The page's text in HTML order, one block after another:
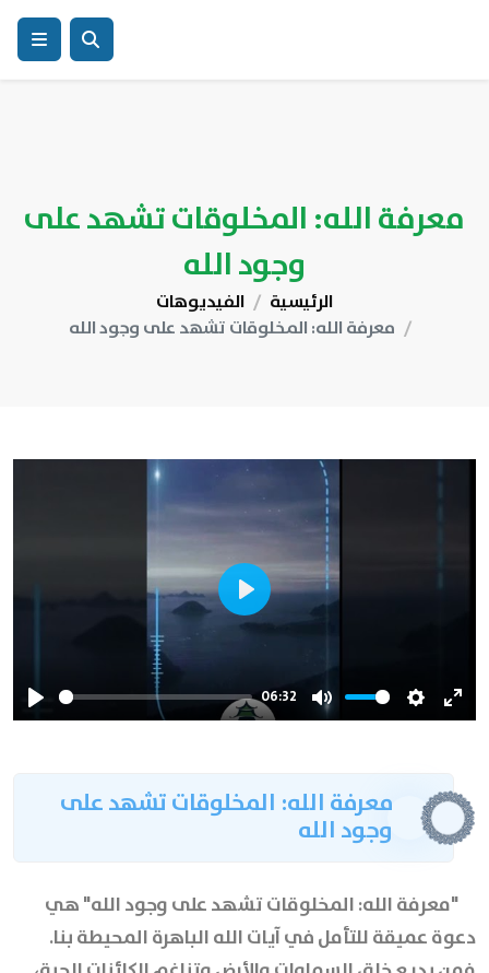
معرفة الله: المخلوقات تشهد على
وجود الله
الرئيسية
الفيديوهات
معرفة الله: المخلوقات تشهد على وجود الله
Play
06:32
Mute Settings
Play
معرفة الله: المخلوقات تشهد على
وجود الله
"معرفة الله: المخلوقات تشهد على وجود الله" هي
دعوة عميقة للتأمل في آيات الله الباهرة المحيطة بنا.